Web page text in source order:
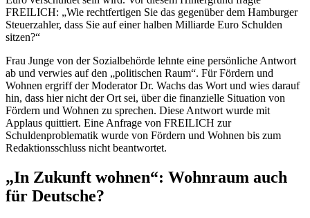
FREILICH: „Wie rechtfertigen Sie das gegenüber dem Hamburger
Steuerzahler, dass Sie auf einer halben Milliarde Euro Schulden
sitzen?“
Frau Junge von der Sozialbehörde lehnte eine persönliche Antwort
ab und verwies auf den „politischen Raum“. Für Fördern und
Wohnen ergriff der Moderator Dr. Wachs das Wort und wies darauf
hin, dass hier nicht der Ort sei, über die finanzielle Situation von
Fördern und Wohnen zu sprechen. Diese Antwort wurde mit
Applaus quittiert. Eine Anfrage von FREILICH zur
Schuldenproblematik wurde von Fördern und Wohnen bis zum
Redaktionsschluss nicht beantwortet.
„In Zukunft wohnen“: Wohnraum auch
für Deutsche?